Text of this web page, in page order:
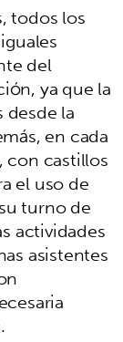
todos los
del
ya que la
la
en cada
con castillos
el uso de
turno de
actividades
asistentes